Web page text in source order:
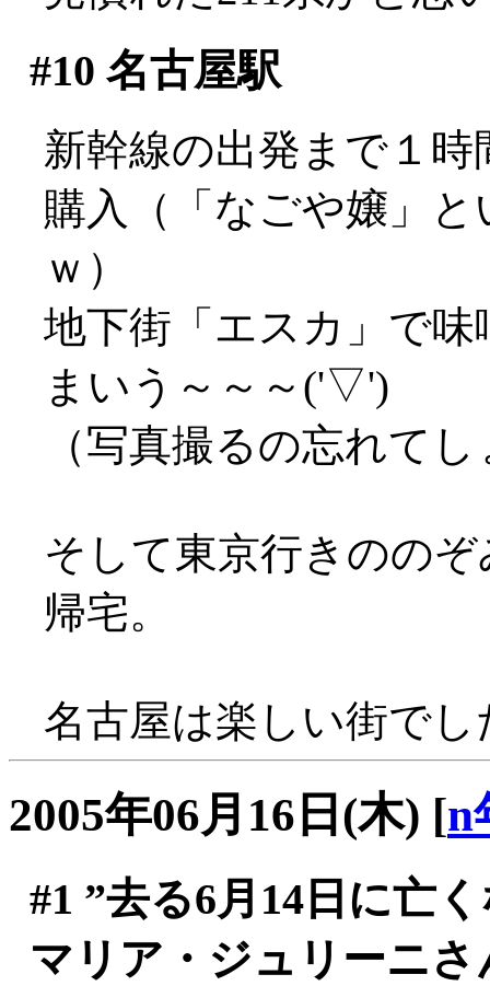
#10 名古屋駅
新幹線の出発まで１
購入（「なごや嬢」
ｗ）
地下街「エスカ」で
まいう～～～('▽')
（写真撮るの忘れて
そして東京行きのの
帰宅。
名古屋は楽しい街で
2005年06月16日(木) [n
#1 ”去る6月14日に亡
マリア・ジュリーニさ